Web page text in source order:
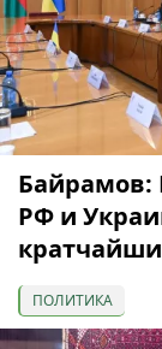
Байрамов:
РФ и
ПОЛИТИКА